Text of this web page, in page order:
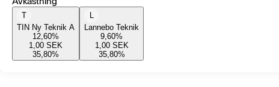
T
TIN Ny Teknik A
12,60%
1,00 SEK
35,80%
L
Lannebo Teknik
9,60%
1,00 SEK
35,80%